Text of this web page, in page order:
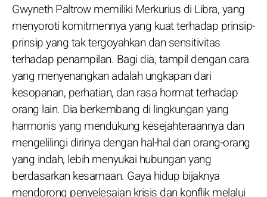
Gwyneth Paltrow memiliki Merkurius di Libra, yang
menyoroti komitmennya yang kuat terhadap prinsip-
prinsip yang tak tergoyahkan dan sensitivitas
terhadap penampilan. Bagi dia, tampil dengan cara
yang menyenangkan adalah ungkapan dari
kesopanan, perhatian, dan rasa hormat terhadap
orang lain. Dia berkembang di lingkungan yang
harmonis yang mendukung kesejahteraannya dan
mengelilingi dirinya dengan hal-hal dan orang-orang
yang indah, lebih menyukai hubungan yang
berdasarkan kesamaan. Gaya hidup bijaknya
mendorong penyelesaian krisis dan konflik melalui